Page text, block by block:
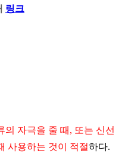
링크
의 자극을 줄 때 , 또는 신선
사용하는 것이 적절하다.